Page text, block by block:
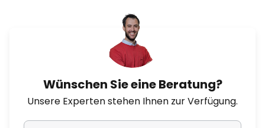
Wünschen Sie eine Beratung?
Unsere Experten stehen Ihnen zur Verfügung.